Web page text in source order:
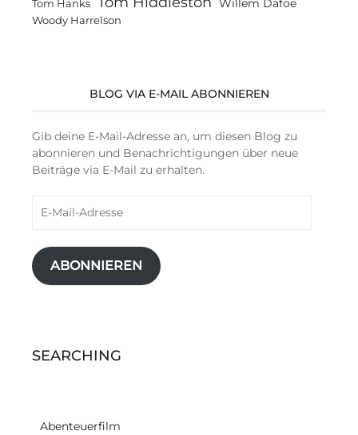
Tom Hanks Willem Dafoe
Woody Harrelson
BLOG VIA E-MAIL ABONNIEREN
Gib deine E-Mail-Adresse an, um diesen Blog zu
abonnieren und Benachrichtigungen über neue
Beiträge via E-Mail zu erhalten.
Mail-
ABONNIEREN
SEARCHING
Abenteuerfilm